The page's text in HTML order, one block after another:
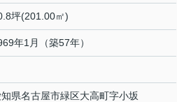
坪(201.00㎡)
年1月（築57年）
県名古屋市緑区大高町字小坂